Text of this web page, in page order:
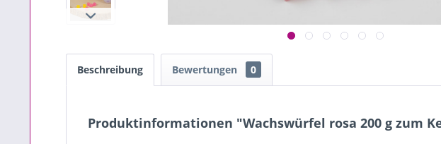
Beschreibung Bewertungen 0
Produktinformationen "Wachswürfel rosa 200 g zum